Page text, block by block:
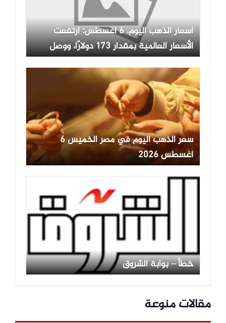
أسعار الذهب اليوم، 6 أغسطس: ارتفعت
الأسعار العالمية بمقدار 173 دولارًا، ووصل
سعر الذهب في بورصة SJC إلى 141.8
مليون دونغ فيتنامي.
سعر الذهب اليوم في مصر الخميس 6
أغسطس 2026
خطأ – بوابة الشروق
مقالات منوعة